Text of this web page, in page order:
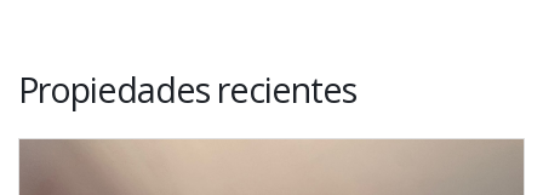
Propiedades recientes